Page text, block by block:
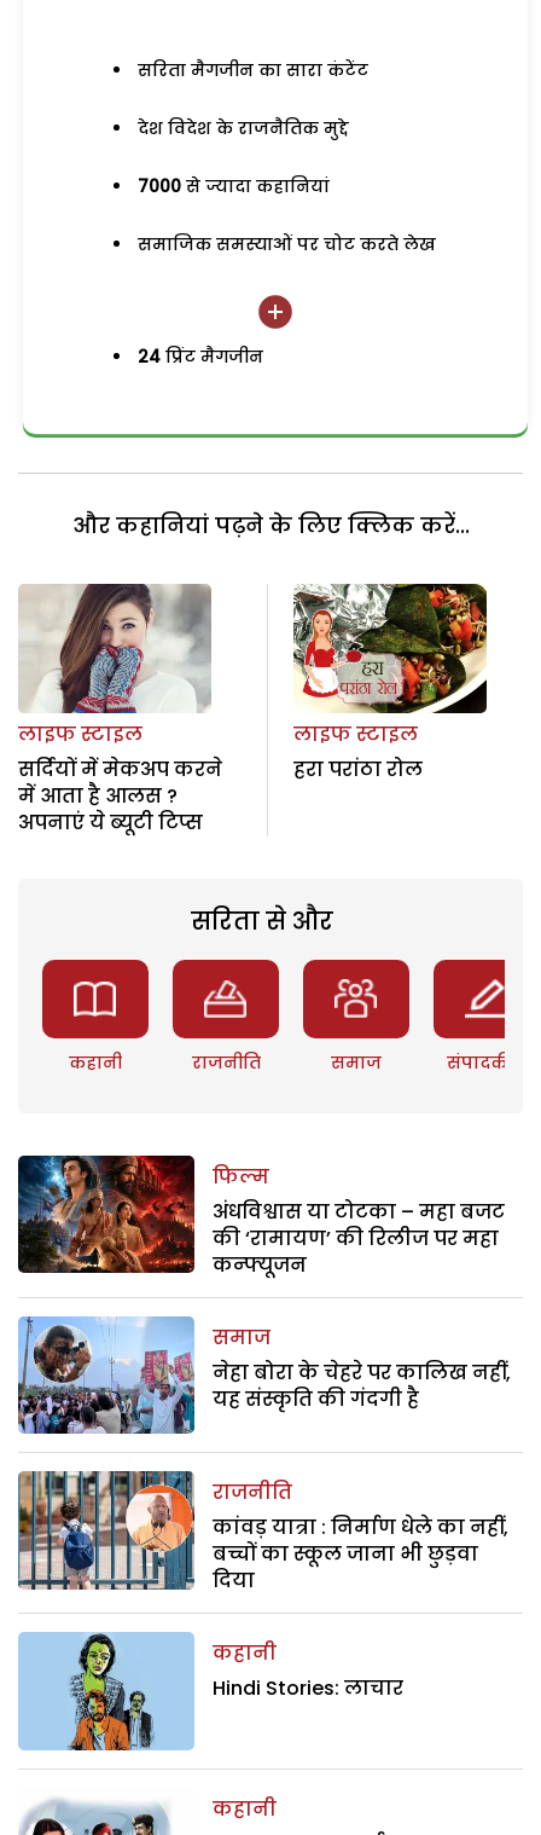
सरिता मैगजीन का सारा कंटेंट
देश विदेश के राजनैतिक मुद्दे
7000 से ज्यादा कहानियां
समाजिक समस्याओं पर चोट करते लेख
24 प्रिंट मैगजीन
और कहानियां पढ़ने के लिए क्लिक करें...
लाइफ स्टाइल
सर्दियों में मेकअप करने
में आता है आलस ?
अपनाएं ये ब्यूटी टिप्स
लाइफ स्टाइल
हरा परांठा रोल
सरिता से और
कहानी राजनीति समाज संपादकीय
फिल्म
अंधविश्वास या टोटका – महा बजट
की ‘रामायण’ की रिलीज पर महा
कन्फ्यूजन
समाज
नेहा बोरा के चेहरे पर कालिख नहीं,
यह संस्कृति की गंदगी है
राजनीति
कांवड़ यात्रा : निर्माण धेले का नहीं,
बच्चों का स्कूल जाना भी छुड़वा
दिया
कहानी
Hindi Stories: लाचार
कहानी